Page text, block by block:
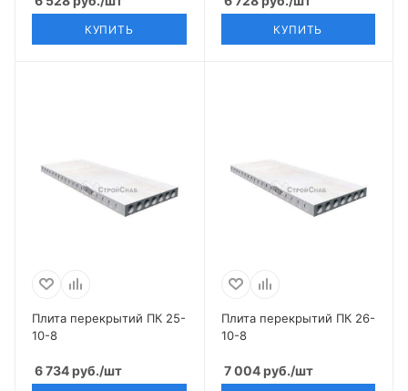
КУПИТЬ КУПИТЬ
Плита перекрытий ПК 25-
10-8
6 734руб./шт
Плита перекрытий ПК 26-
10-8
7 004руб./шт